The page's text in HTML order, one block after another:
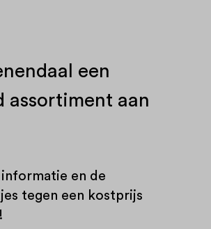
een
assortiment aan
en de
tegen een kostprijs